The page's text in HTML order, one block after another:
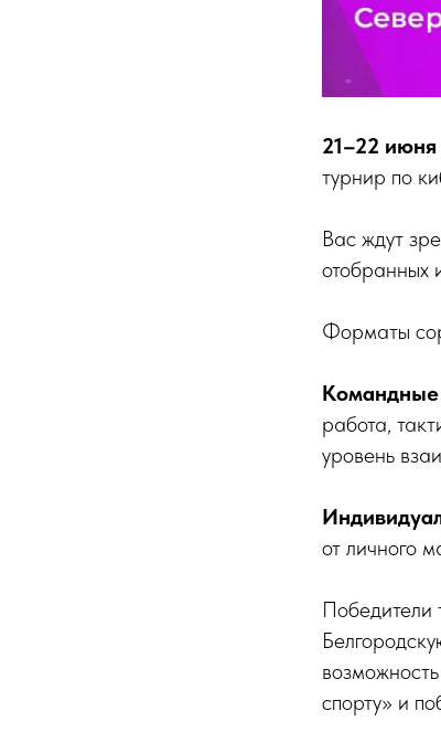
21–22 июня
турнир по
Вас ждут
отобранных
Форматы
Командные
работа,
уровень
от личного
Победители
спорту» и